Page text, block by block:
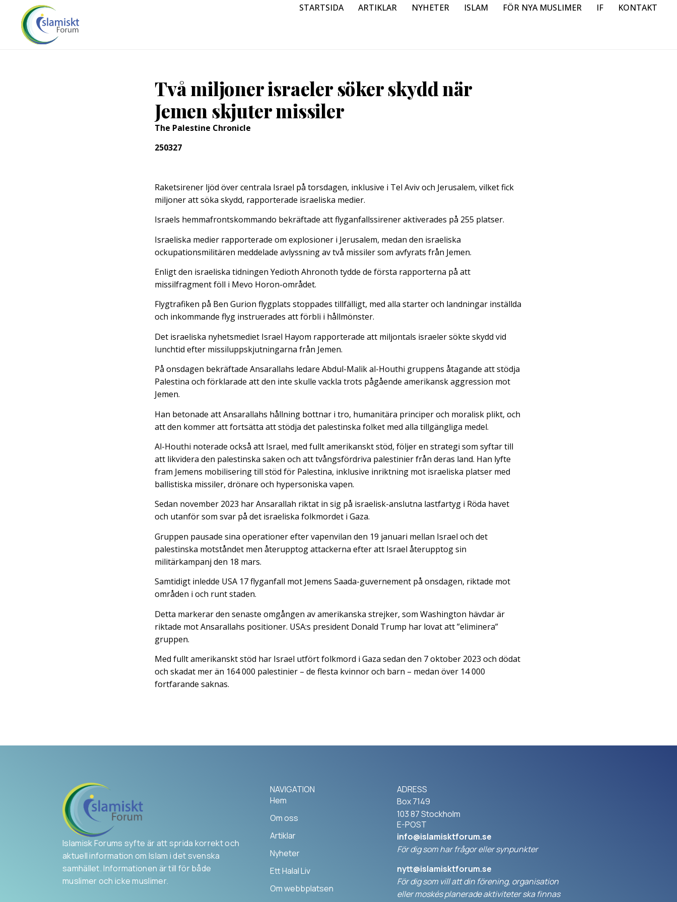
STARTSIDA ARTIKLAR NYHETER ISLAM FÖR NYA MUSLIMER IF KONTAKT
Två miljoner israeler söker skydd när
Jemen skjuter missiler
The Palestine Chronicle
250327
Raketsirener ljöd över centrala Israel på torsdagen, inklusive i Tel Aviv och Jerusalem, vilket fick
miljoner att söka skydd, rapporterade israeliska medier.
Israels hemmafrontskommando bekräftade att flyganfallssirener aktiverades på 255 platser.
Israeliska medier rapporterade om explosioner i Jerusalem, medan den israeliska
ockupationsmilitären meddelade avlyssning av två missiler som avfyrats från Jemen.
Enligt den israeliska tidningen Yedioth Ahronoth tydde de första rapporterna på att
missilfragment föll i Mevo Horon-området.
Flygtrafiken på Ben Gurion flygplats stoppades tillfälligt, med alla starter och landningar inställda
och inkommande flyg instruerades att förbli i hållmönster.
Det israeliska nyhetsmediet Israel Hayom rapporterade att miljontals israeler sökte skydd vid
lunchtid efter missiluppskjutningarna från Jemen.
På onsdagen bekräftade Ansarallahs ledare Abdul-Malik al-Houthi gruppens åtagande att stödja
Palestina och förklarade att den inte skulle vackla trots pågående amerikansk aggression mot
Jemen.
Han betonade att Ansarallahs hållning bottnar i tro, humanitära principer och moralisk plikt, och
att den kommer att fortsätta att stödja det palestinska folket med alla tillgängliga medel.
Al-Houthi noterade också att Israel, med fullt amerikanskt stöd, följer en strategi som syftar till
att likvidera den palestinska saken och att tvångsfördriva palestinier från deras land. Han lyfte
fram Jemens mobilisering till stöd för Palestina, inklusive inriktning mot israeliska platser med
ballistiska missiler, drönare och hypersoniska vapen.
Sedan november 2023 har Ansarallah riktat in sig på israelisk-anslutna lastfartyg i Röda havet
och utanför som svar på det israeliska folkmordet i Gaza.
Gruppen pausade sina operationer efter vapenvilan den 19 januari mellan Israel och det
palestinska motståndet men återupptog attackerna efter att Israel återupptog sin
militärkampanj den 18 mars.
Samtidigt inledde USA 17 flyganfall mot Jemens Saada-guvernement på onsdagen, riktade mot
områden i och runt staden.
Detta markerar den senaste omgången av amerikanska strejker, som Washington hävdar är
riktade mot Ansarallahs positioner. USA:s president Donald Trump har lovat att ”eliminera”
gruppen.
Med fullt amerikanskt stöd har Israel utfört folkmord i Gaza sedan den 7 oktober 2023 och dödat
och skadat mer än 164 000 palestinier – de flesta kvinnor och barn – medan över 14 000
fortfarande saknas.
Islamisk Forums syfte är att sprida korrekt och
aktuell information om Islam i det svenska
samhället. Informationen är till för både
muslimer och icke muslimer.
NAVIGATION
Hem
Om oss
Artiklar
Nyheter
Ett Halal Liv
Om webbplatsen
ADRESS
Box 7149
103 87 Stockholm
E-POST
info@islamisktforum.se
För dig som har frågor eller synpunkter
nytt@islamisktforum.se
För dig som vill att din förening, organisation
eller moskés planerade aktiviteter ska finnas